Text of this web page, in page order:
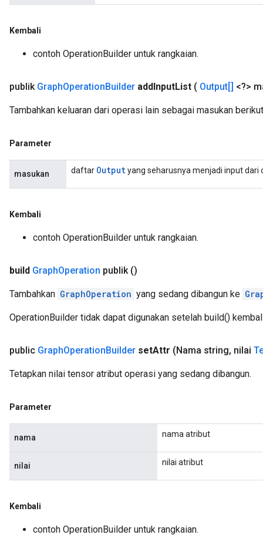
Kembali
contoh OperationBuilder untuk rangkaian.
publik GraphOperationBuilder addInputList ( Output[] <?>
Tambahkan keluaran dari operasi lain sebagai masukan
Parameter
masukan daftar Outputyang seharusnya menjadi input dari
Kembali
contoh OperationBuilder untuk rangkaian.
build GraphOperation publik ()
Tambahkan GraphOperation yang sedang dibangun ke
OperationBuilder tidak dapat digunakan setelah build()
public GraphOperationBuilder setAttr (Nama string, nilai
Tetapkan nilai tensor atribut operasi yang sedang dibangun.
Parameter
nama nama atribut
nilai nilai atribut
Kembali
contoh OperationBuilder untuk rangkaian.